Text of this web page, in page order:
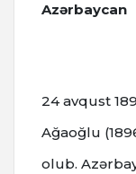
Azərbaycan
24 avqust
Ağaoğlu
olub.